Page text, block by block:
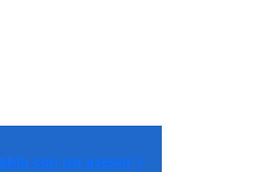
con un asesor >